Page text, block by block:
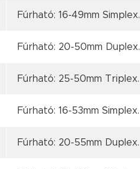
Fúrható: 16-49mm Simplex.
Fúrható: 20-50mm Duplex.
Fúrható: 25-50mm Triplex.
Fúrható: 16-53mm Simplex.
Fúrható: 20-55mm Duplex.